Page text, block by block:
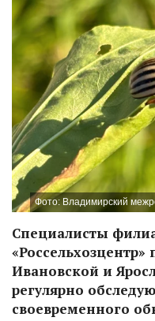
Фото: Владимирский
Специалисты
Ивановской и
регулярно
своевременного